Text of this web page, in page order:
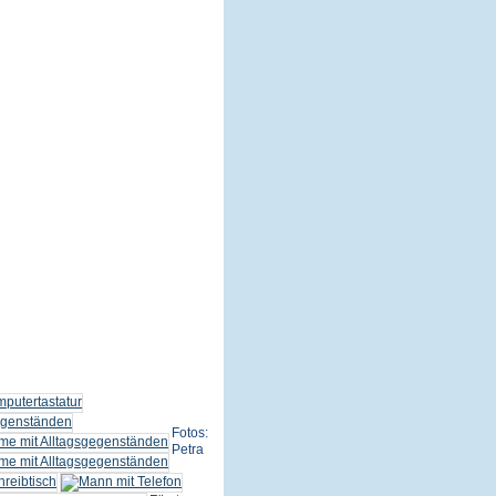
Fotos:
Petra